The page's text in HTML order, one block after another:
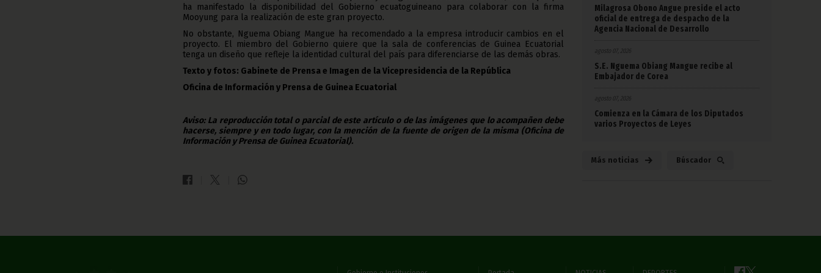
ha manifestado la disponibilidad del Gobierno ecuatoguineano para colaborar con la firma
Mooyung para la realización de este gran proyecto.
No obstante, Nguema Obiang Mangue ha recomendado a la empresa introducir cambios en el
proyecto. El miembro del Gobierno quiere que la sala de conferencias de Guinea Ecuatorial
tenga un diseño que refleje la identidad cultural del país para diferenciarse de las demás obras.
Texto y fotos: Gabinete de Prensa e Imagen de la Vicepresidencia de la República
Oficina de Información y Prensa de Guinea Ecuatorial
Aviso: La reproducción total o parcial de este artículo o de las imágenes que lo acompañen debe
hacerse, siempre y en todo lugar, con la mención de la fuente de origen de la misma (Oficina de
Información y Prensa de Guinea Ecuatorial).
Milagrosa Obono Angue preside el acto
oficial de entrega de despacho de la
Agencia Nacional de Desarrollo
agosto 07, 2026
S.E. Nguema Obiang Mangue recibe al
Embajador de Corea
agosto 07, 2026
Comienza en la Cámara de los Diputados
varios Proyectos de Leyes
Más noticias Búscador